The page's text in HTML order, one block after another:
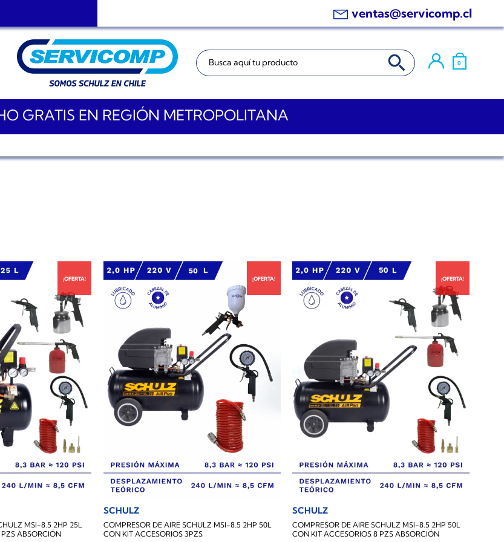
ventas@servicomp.cl
Buscar: BOTÓN DE BÚSQUEDA
0
GRATIS EN REGIÓN METROPOLITANA
¡OFERTA!
MSI-8.5 2HP 25L
ABSORCIÓN
¡OFERTA!
SCHULZ
COMPRESOR DE AIRE SCHULZ MSI-8.5 2HP 50L
CON KIT ACCESORIOS 3PZS
¡OFERTA!
SCHULZ
COMPRESOR DE AIRE SCHULZ MSI-8.5 2HP 50L
CON KIT ACCESORIOS 8 PZS ABSORCIÓN